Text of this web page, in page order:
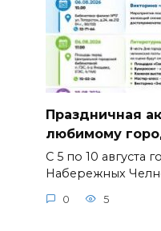
Праздничная
любимому
С 5 по 10 августа
Набережных
0 5